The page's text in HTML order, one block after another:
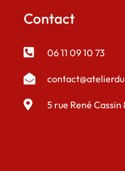
Contact
06 11 09 10 73
5 rue René